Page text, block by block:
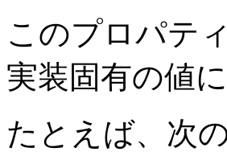
このプロパテ
実装固有の値
たとえば、次